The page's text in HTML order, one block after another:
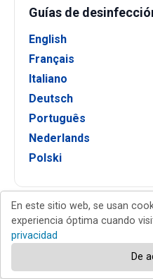
Guías de
English
Français
Italiano
Deutsch
Português
Nederlands
Polski
Nuevas guías para
CRIMSON Ransomware
En este sitio web, se usan
experiencia óptima cuando
privacidad
De